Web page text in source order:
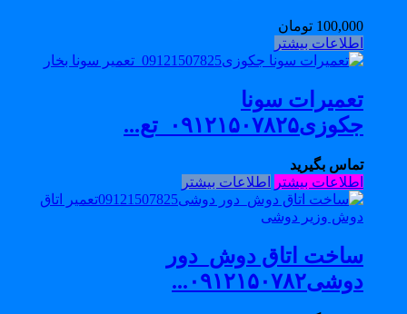
100,000 تومان
اطلاعات بیشتر
تعمیرات سونا
جکوزی۰۹۱۲۱۵۰۷۸۲۵_تع...
تماس بگیرید
اطلاعات بیشتر اطلاعات بیشتر
ساخت اتاق دوش_دور
دوشی۰۹۱۲۱۵۰۷۸۲...